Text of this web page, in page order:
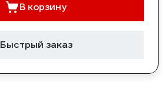
В корзину
Быстрый заказ